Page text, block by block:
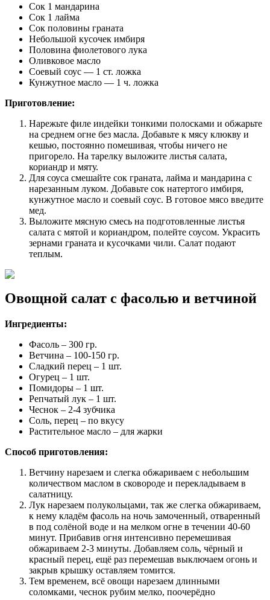
Сок 1 мандарина
Сок 1 лайма
Сок половины граната
Небольшой кусочек имбиря
Половина фиолетового лука
Оливковое масло
Соевый соус — 1 ст. ложка
Кунжутное масло — 1 ч. ложка
Приготовление:
Нарежьте филе индейки тонкими полосками и обжарьте
на среднем огне без масла. Добавьте к мясу клюкву и
кешью, постоянно помешивая, чтобы ничего не
пригорело. На тарелку выложите листья салата,
кориандр и мяту.
Для соуса смешайте сок граната, лайма и мандарина с
нарезанным луком. Добавьте сок натертого имбиря,
кунжутное масло и соевый соус. В готовое мясо введите
мед.
Выложите мясную смесь на подготовленные листья
салата с мятой и кориандром, полейте соусом. Украсить
зернами граната и кусочками чили. Салат подают
теплым.
Овощной салат с фасолью и ветчиной
Ингредиенты:
Фасоль – 300 гр.
Ветчина – 100-150 гр.
Сладкий перец – 1 шт.
Огурец – 1 шт.
Помидоры – 1 шт.
Репчатый лук – 1 шт.
Чеснок – 2-4 зубчика
Соль, перец – по вкусу
Растительное масло – для жарки
Способ приготовления:
Ветчину нарезаем и слегка обжариваем с небольшим
количеством маслом в сковороде и перекладываем в
салатницу.
Лук нарезаем полукольцами, так же слегка обжариваем,
к нему кладём фасоль на ночь замоченный, отваренный
в под солёной воде и на мелком огне в течении 40-60
минут. Прибавив огня интенсивно перемешивая
обжариваем 2-3 минуты. Добавляем соль, чёрный и
красный перец, ещё раз перемешав выключаем огонь и
закрыв крышку оставляем томится.
Тем временем, всё овощи нарезаем длинными
соломками, чеснок рубим мелко, поочерёдно